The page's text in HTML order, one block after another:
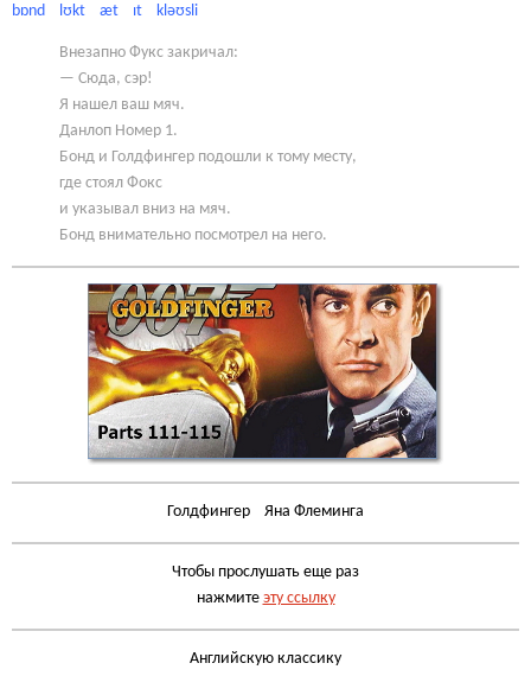
bɒnd lʊkt æt ɪt kləʊsli
Внезапно Фукс закричал:
— Сюда, сэр!
Я нашел ваш мяч.
Данлоп Номер 1.
Бонд и Голдфингер подошли к тому месту,
где стоял Фокс
и указывал вниз на мяч.
Бонд внимательно посмотрел на него.
Голдфингер Яна Флеминга
Чтобы прослушать еще раз
нажмите эту ссылку
Английскую классику